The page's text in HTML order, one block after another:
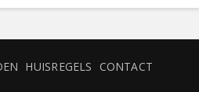
HUISREGELS CONTACT